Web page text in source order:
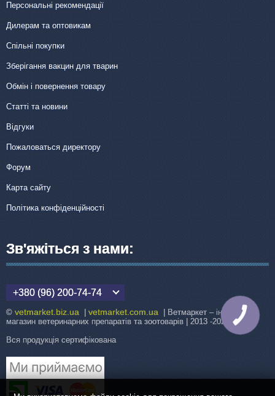
Персональні рекомендації
Дилерам та оптовикам
Спільні покупки
Зберігання вакцин для тварин
Обмін і повернення товару
Статті та новини
Відгуки
Пожаловаться директору
Форум
Карта сайту
Політика конфіденційності
Зв'яжіться з нами:
+380 (96) 200-74-74
© vetmarket.biz.ua vetmarket.com.ua | Ветмаркет – інтернет-
магазин ветеринарних препаратів та зоотоварів | 2013 -2026
Вся продукція сертифікована
КНОПКА
ЗВ'ЯЗКУ